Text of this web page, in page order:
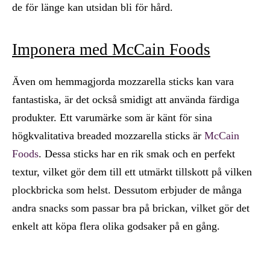
de för länge kan utsidan bli för hård.
Imponera med McCain Foods
Även om hemmagjorda mozzarella sticks kan vara
fantastiska, är det också smidigt att använda färdiga
produkter. Ett varumärke som är känt för sina
högkvalitativa breaded mozzarella sticks är McCain
Foods. Dessa sticks har en rik smak och en perfekt
textur, vilket gör dem till ett utmärkt tillskott på vilken
plockbricka som helst. Dessutom erbjuder de många
andra snacks som passar bra på brickan, vilket gör det
enkelt att köpa flera olika godsaker på en gång.